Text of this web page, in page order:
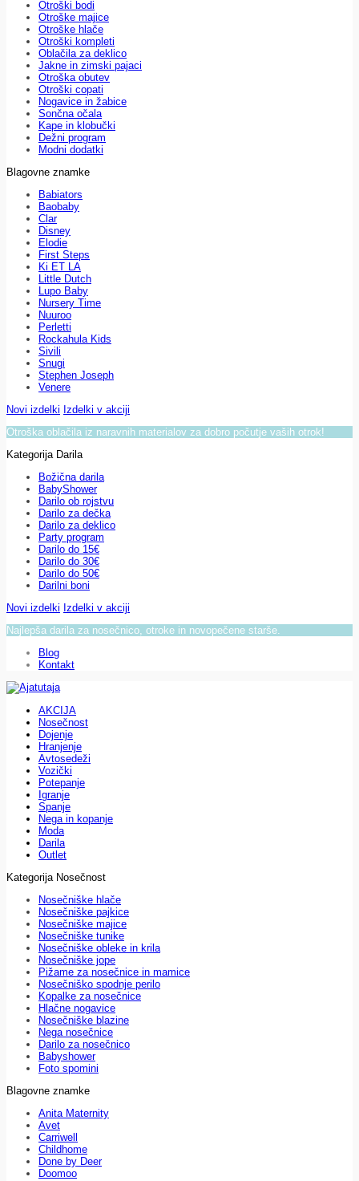
Otroški bodi
Otroške majice
Otroške hlače
Otroški kompleti
Oblačila za deklico
Jakne in zimski pajaci
Otroška obutev
Otroški copati
Nogavice in žabice
Sončna očala
Kape in klobučki
Dežni program
Modni dodatki
Blagovne znamke
Babiators
Baobaby
Clar
Disney
Elodie
First Steps
Ki ET LA
Little Dutch
Lupo Baby
Nursery Time
Nuuroo
Perletti
Rockahula Kids
Sivili
Snugi
Stephen Joseph
Venere
Novi izdelki Izdelki v akciji
Otroška oblačila iz naravnih materialov za dobro počutje vaših otrok!
Kategorija Darila
Božična darila
BabyShower
Darilo ob rojstvu
Darilo za dečka
Darilo za deklico
Party program
Darilo do 15€
Darilo do 30€
Darilo do 50€
Darilni boni
Novi izdelki Izdelki v akciji
Najlepša darila za nosečnico, otroke in novopečene starše.
Blog
Kontakt
AKCIJA
Nosečnost
Dojenje
Hranjenje
Avtosedeži
Vozički
Potepanje
Igranje
Spanje
Nega in kopanje
Moda
Darila
Outlet
Kategorija Nosečnost
Nosečniške hlače
Nosečniške pajkice
Nosečniške majice
Nosečniške tunike
Nosečniške obleke in krila
Nosečniške jope
Pižame za nosečnice in mamice
Nosečniško spodnje perilo
Kopalke za nosečnice
Hlačne nogavice
Nosečniške blazine
Nega nosečnice
Darilo za nosečnico
Babyshower
Foto spomini
Blagovne znamke
Anita Maternity
Avet
Carriwell
Childhome
Done by Deer
Doomoo